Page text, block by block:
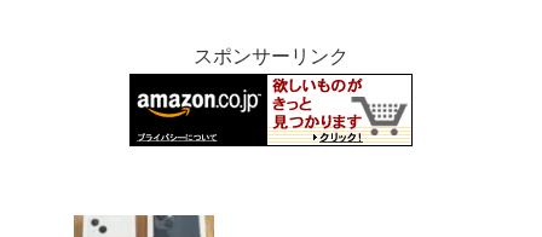
スポンサーリンク